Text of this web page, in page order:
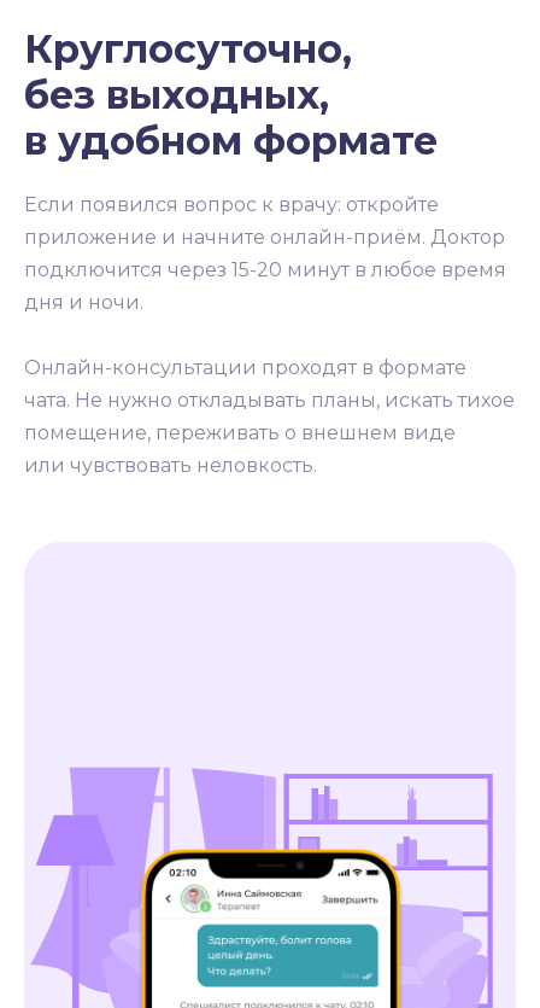
Круглосуточно,
без выходных,
в удобном формате
Если появился вопрос к врачу: откройте
приложение и начните онлайн-приём. Доктор
подключится через 15-20 минут в любое время
дня и ночи.
Онлайн-консультации проходят в формате
чата. Не нужно откладывать планы, искать тихое
помещение, переживать о внешнем виде
или чувствовать неловкость.